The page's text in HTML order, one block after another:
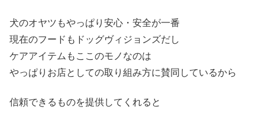
犬のオヤツもやっぱり安心・安全が一番
現在のフードもドッグヴィジョンズだし
ケアアイテムもここのモノなのは
やっぱりお店としての取り組み方に賛同しているから
信頼できるものを提供してくれると